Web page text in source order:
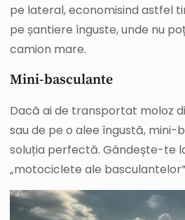
pe lateral, economisind astfel
pe șantiere înguste, unde nu
camion mare.
Mini-basculante
Dacă ai de transportat moloz
sau de pe o alee îngustă, mini-
soluția perfectă. Gândește-te
„motociclete ale